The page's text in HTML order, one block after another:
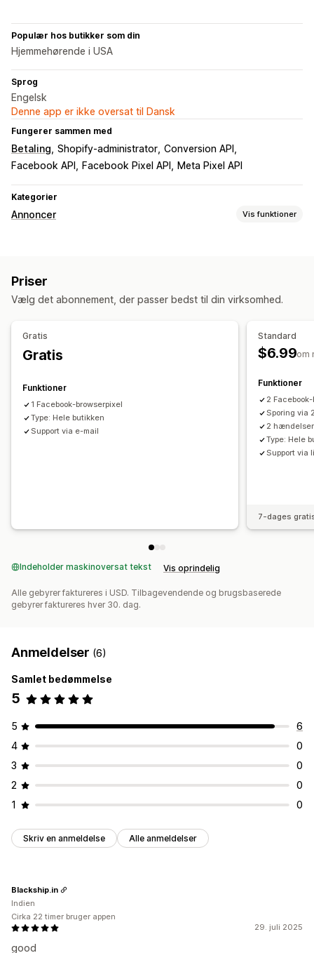
Populær hos butikker som din
Hjemmehørende i USA
Sprog
Engelsk
Denne app er ikke oversat til Dansk
Fungerer sammen med
Betaling Shopify-administrator Conversion API
Facebook API
Facebook Pixel API Meta Pixel API
Kategorier
Annoncer Vis funktioner
Effektivitetsanalyse
Konverteringssporing
Priser
Vælg det abonnement, der passer bedst til din virksomhed.
Gratis
Gratis
Funktioner
1 Facebook-browserpixel
Type: Hele butikken
Support via e-mail
Standard
$6.99om
Funktioner
2
Sporing via
2
Type: Hele
Support via
7-dages
Indeholder maskinoversat tekst Vis oprindelig
Alle gebyrer faktureres i USD. Tilbagevendende og brugsbaserede
gebyrer faktureres hver 30. dag.
Anmeldelser (6)
Samlet bedømmelse
5
5
6
4
0
3
0
2
0
1
0
Skriv en anmeldelse Alle anmeldelser
29. juli 2025
good
Blackship.in
Indien
Cirka 22 timer bruger appen